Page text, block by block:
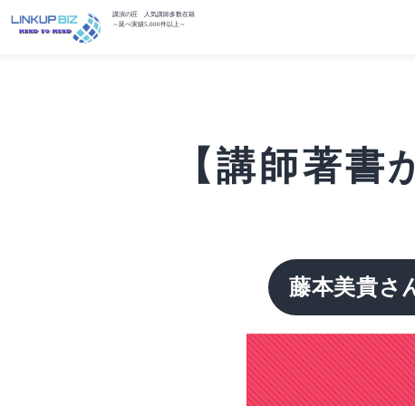
講演の匠 人気講師多数在籍
～延べ実績5,000件以上～
【講師著
藤本美貴さ